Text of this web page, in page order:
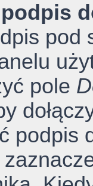
pod
pole
podpis